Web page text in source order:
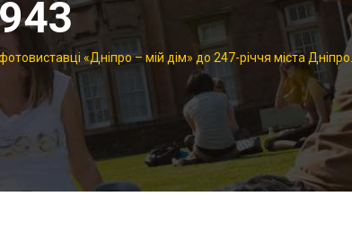
«Дніпро – мій дім» до 247-річчя міста Дніпро.